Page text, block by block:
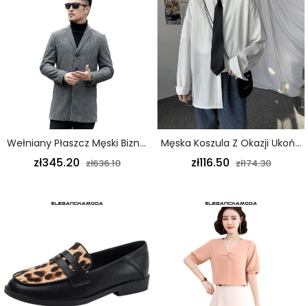
Wełniany Płaszcz Męski Biznesowy Długi Wąski Exquisite Jacket Szary
zł345.20 zł636.10
Męska Koszula Z Okazji Ukończenia Szkoły Jest Przystojna I Nosi Solidną Białą Koszulę
zł116.50 zł174.30